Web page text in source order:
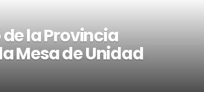
de la Provincia
Mesa de Unidad